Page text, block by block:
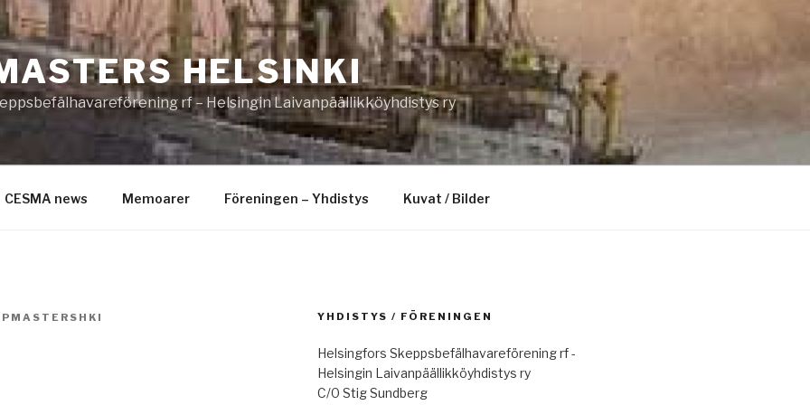
HELSINKI
rf – Helsingin Laivanpäällikköyhdistys ry
CESMA news Memoarer Föreningen – Yhdistys Kuvat / Bilder
YHDISTYS / FÖRENINGEN
Helsingfors Skeppsbefälhavareförening rf -
Helsingin Laivanpäällikköyhdistys ry
C/0 Stig Sundberg